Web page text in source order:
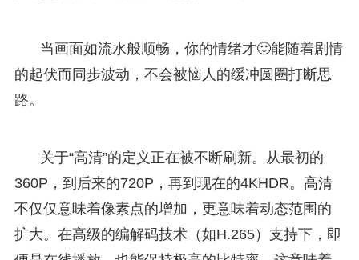
当画面如流水般顺畅，你的情绪才🙂能随着剧情
的起伏而同步波动，不会被恼人的缓冲圆圈打断思
路。
关于“高清”的定义正在被不断刷新。从最初的
360P，到后来的720P，再到现在的4KHDR。高清
不仅仅意味着像素点的增加，更意味着动态范围的
扩大。在高级的编解码技术（如H.265）支持下，即